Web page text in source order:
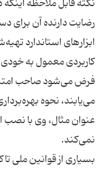
نکته قابل ملاحظه
رضایت دارنده آن برای
ابزارهای استاندارد
کاربردی معمول به
فرض می‌شود صاحب
می‌یابند، نحوه
‌عنوان ‌مثال، وی با نصب
بسیاری از قوانین ملی